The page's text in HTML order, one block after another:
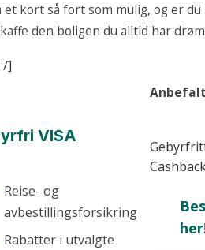
et kort så fort som mulig, og er
den boligen du alltid har
/]
VISA
Reise- og
avbestillingsforsikring
Rabatter i utvalgte